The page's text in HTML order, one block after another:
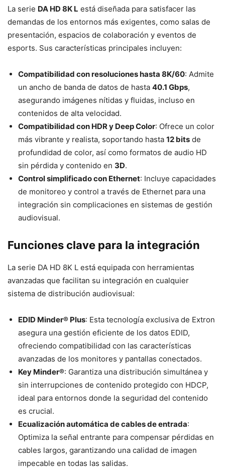
La serie DA HD 8K L está diseñada para satisfacer las
demandas de los entornos más exigentes, como salas de
presentación, espacios de colaboración y eventos de
esports. Sus características principales incluyen:
Compatibilidad con resoluciones hasta 8K/60: Admite
un ancho de banda de datos de hasta 40.1 Gbps,
asegurando imágenes nítidas y fluidas, incluso en
contenidos de alta velocidad.
Compatibilidad con HDR y Deep Color: Ofrece un color
más vibrante y realista, soportando hasta 12 bits de
profundidad de color, así como formatos de audio HD
sin pérdida y contenido en 3D.
Control simplificado con Ethernet: Incluye capacidades
de monitoreo y control a través de Ethernet para una
integración sin complicaciones en sistemas de gestión
audiovisual.
Funciones clave para la integración
La serie DA HD 8K L está equipada con herramientas
avanzadas que facilitan su integración en cualquier
sistema de distribución audiovisual:
EDID Minder® Plus: Esta tecnología exclusiva de Extron
asegura una gestión eficiente de los datos EDID,
ofreciendo compatibilidad con las características
avanzadas de los monitores y pantallas conectados.
Key Minder®: Garantiza una distribución simultánea y
sin interrupciones de contenido protegido con HDCP,
ideal para entornos donde la seguridad del contenido
es crucial.
Ecualización automática de cables de entrada:
Optimiza la señal entrante para compensar pérdidas en
cables largos, garantizando una calidad de imagen
impecable en todas las salidas.